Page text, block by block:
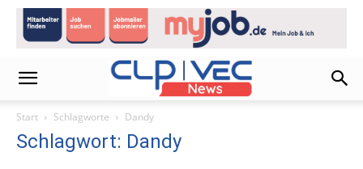
Start Schlagworte Dandy
Schlagwort: Dandy